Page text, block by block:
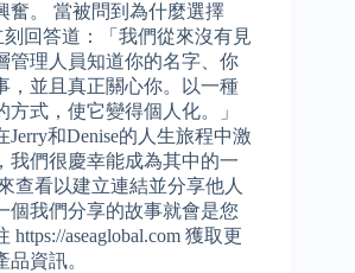
奮。 當被問到為什麼選擇
回答道：「我們從來沒有見
管理人員知道你的名字、你
，並且真正關心你。以一種
方式，使它變得個人化。」
和Denise的人生旅程中激
我們很慶幸能成為其中的一
查看以建立連結並分享他人
個我們分享的故事就會是您
aseaglobal.com 獲取更
資訊。